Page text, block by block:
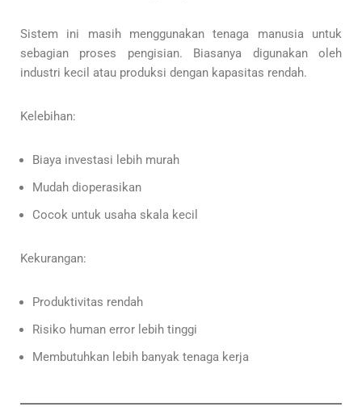
Sistem ini masih menggunakan tenaga manusia untuk
sebagian proses pengisian. Biasanya digunakan oleh
industri kecil atau produksi dengan kapasitas rendah.
Kelebihan:
Biaya investasi lebih murah
Mudah dioperasikan
Cocok untuk usaha skala kecil
Kekurangan:
Produktivitas rendah
Risiko human error lebih tinggi
Membutuhkan lebih banyak tenaga kerja